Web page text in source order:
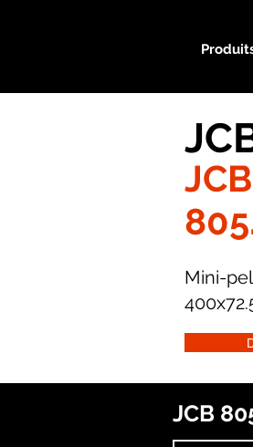
JCB
Mini-
JCB